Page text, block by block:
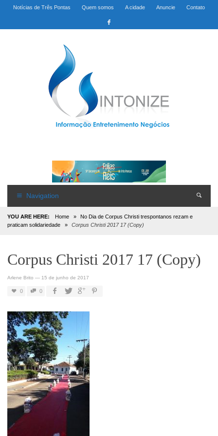
Notícias de Três Pontas Quem somos A cidade Anuncie Contato
Navigation
YOU ARE HERE: Home »
No Dia de Corpus Christi trespontanos rezam e
praticam solidariedade
» Corpus Christi 2017 17 (Copy)
Corpus Christi 2017 17 (Copy)
Arlene Brito — 15 de junho de 2017
0 0